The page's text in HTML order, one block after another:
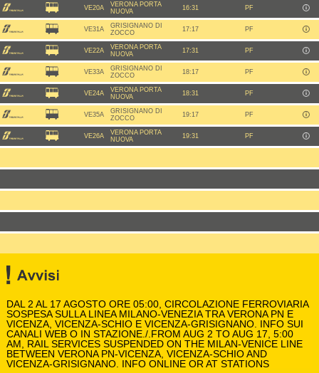
VE20A
VERONA PORTA
NUOVA
16:31 PF
VE31A
GRISIGNANO DI
ZOCCO
17:17 PF
VE22A
VERONA PORTA
NUOVA
17:31 PF
VE33A
GRISIGNANO DI
ZOCCO
18:17 PF
VE24A
VERONA PORTA
NUOVA
18:31 PF
VE35A
GRISIGNANO DI
ZOCCO
19:17 PF
VE26A
VERONA PORTA
NUOVA
19:31 PF
DAL 2 AL 17 AGOSTO ORE 05:00, CIRCOLAZIONE FERROVIARIA
SOSPESA SULLA LINEA MILANO-VENEZIA TRA VERONA PN E
VICENZA, VICENZA-SCHIO E VICENZA-GRISIGNANO. INFO SUI
CANALI WEB O IN STAZIONE./.FROM AUG 2 TO AUG 17, 5:00
AM, RAIL SERVICES SUSPENDED ON THE MILAN-VENICE LINE
BETWEEN VERONA PN-VICENZA, VICENZA-SCHIO AND
VICENZA-GRISIGNANO. INFO ONLINE OR AT STATIONS